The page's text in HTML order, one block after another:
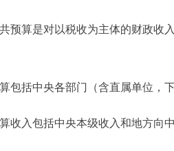
是对以税收为主体的财政收入
括中央各部门（含直属单位，
入包括中央本级收入和地方向中